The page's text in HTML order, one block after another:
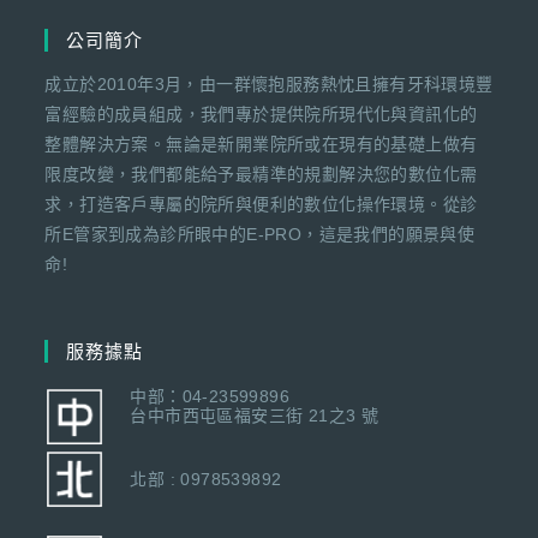
公司簡介
成立於2010年3月，由一群懷抱服務熱忱且擁有牙科環境豐
富經驗的成員組成，我們專於提供院所現代化與資訊化的
整體解決方案。無論是新開業院所或在現有的基礎上做有
限度改變，我們都能給予最精準的規劃解決您的數位化需
求，打造客戶專屬的院所與便利的數位化操作環境。從診
所E管家到成為診所眼中的E-PRO，這是我們的願景與使
命!
服務據點
中部：04-23599896
台中市西屯區福安三街 21之3 號
北部 : 0978539892